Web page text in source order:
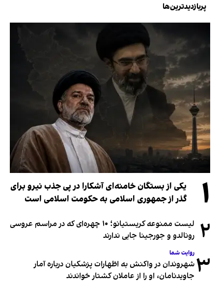
پربازدیدترین‌ها
۱
یکی از بستگان خامنه‌ای آشکارا در پی جذب نیرو برای
گذر از جمهوری اسلامی به حکومت اسلامی است
۲
لیست ممنوعه کریستیانو؛ ۱۰ چهره‌ای که در مراسم عروسی
رونالدو و جورجینا جایی ندارند
۳ روایت شما
شهروندان در واکنش به اظهارات پزشکیان درباره آمار
جاویدنامان، او را از عاملان کشتار خواندند